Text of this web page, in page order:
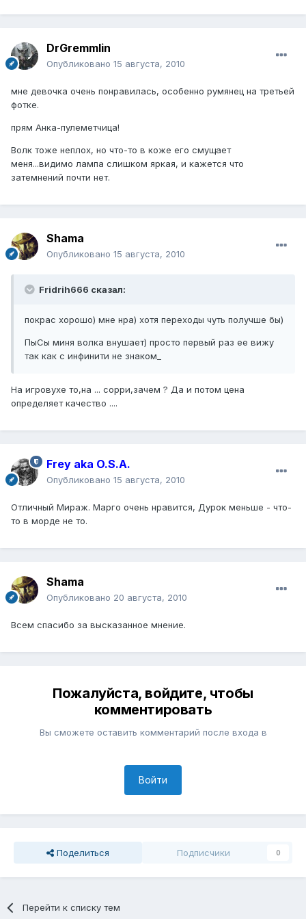
DrGremmlin
Опубликовано 15 августа, 2010
мне девочка очень понравилась, особенно румянец на третьей
фотке.
прям Анка-пулеметчица!
Волк тоже неплох, но что-то в коже его смущает
меня...видимо лампа слишком яркая, и кажется что
затемнений почти нет.
Shama
Опубликовано 15 августа, 2010
Fridrih666 сказал:
покрас хорошо) мне нра) хотя переходы чуть получше бы)
ПыСы миня волка внушает) просто первый раз ее вижу
так как с инфинити не знаком_
На игровухе то,на ... сорри,зачем ? Да и потом цена
определяет качество ....
Frey aka O.S.A.
Опубликовано 15 августа, 2010
Отличный Мираж. Марго очень нравится, Дурок меньше - что-
то в морде не то.
Shama
Опубликовано 20 августа, 2010
Всем спасибо за высказанное мнение.
Пожалуйста, войдите, чтобы
комментировать
Вы сможете оставить комментарий после входа в
Войти
Поделиться Подписчики 0
Перейти к списку тем